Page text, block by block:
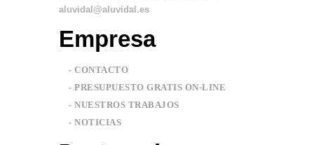
aluvidal@aluvidal.es
Empresa
-CONTACTO
-PRESUPUESTO GRATIS ON-LINE
-NUESTROS TRABAJOS
-NOTICIAS